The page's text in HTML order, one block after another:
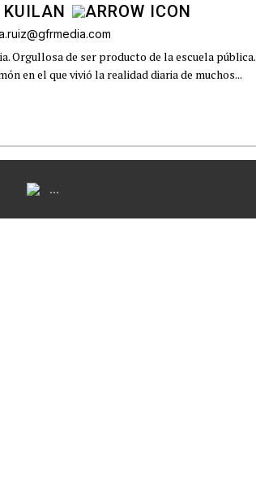
Orgullosa de ser producto de la escuela pública.
en el que vivió la realidad diaria de muchos...
...